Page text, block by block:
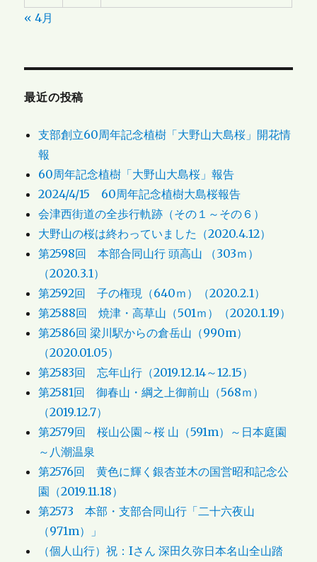
« 4月
最近の投稿
支部創立60周年記念植樹「大野山大島桜」開花情
報
60周年記念植樹「大野山大島桜」報告
2024/4/15 60周年記念植樹大島桜報告
会津西街道の全歩行軌跡（その１～その６）
大野山の桜は終わっていました（2020.4.12）
第2598回 本部合同山行 頭高山 （303ｍ）
（2020.3.1）
第2592回 子の権現（640ｍ）（2020.2.1）
第2588回 焼津・高草山（501ｍ）（2020.1.19）
第2586回 梁川駅からの倉岳山（990m）
（2020.01.05）
第2583回 忘年山行（2019.12.14～12.15）
第2581回 御春山・綱之上御前山（568ｍ）
（2019.12.7）
第2579回 桜山公園～桜 山（591m）～日本庭園
～八潮温泉
第2576回 黄色に輝く銀杏並木の国営昭和記念公
園（2019.11.18）
第2573 本部・支部合同山行「二十六夜山
（971m）」
（個人山行）祝：Iさん 深田久弥日本名山全山踏